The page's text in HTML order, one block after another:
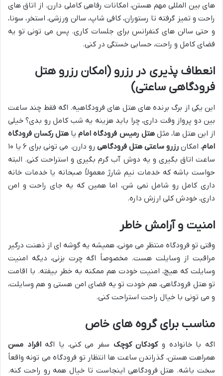
های بین المللی مهم هستن، امکانات رفاهی کاملی دارن. از اتاق های
راحت و تمیز گرفته تا رستوران، کافی شاپ، سالن ورزشی، استخر، سونا،
و حتی سالن های کنفرانس برای جلسات کاری. پس می تونی تو یه
فضای کامل و راحت، حسابی خستگی در کنی.
انعطاف پذیری در رزرو (امکان رزرو هتل
فرودگاهی ساعتی)
این یکی از برگ برنده های هتل های فرودگاهیه. اگه فقط چند ساعت
بین دو پرواز وقت داری، چرا باید هزینه یه شب کامل رو بدی؟ خیلی
از این هتل ها، مثلهتل رمیس فرودگاه امامیا هتل رکسان فرودگاه
امام، امکان رزرو ساعتی هتل فرودگاهی
رو دارن. می تونی برای ۶ یا ۱۰
ساعت اتاق بگیری و یه دوش آب گرم بگیری و استراحت کنی. البته
حواست باشه که خدمات نیم شارژ معمولاً صبحانه یا خدمات خانه
داری کامل رو شامل نمی شن، اما همین که یه جای راحت و امن
داری، خودش کلی ارزش داره.
امنیت و آرامش خاطر
وقتی تو فرودگاه منتظر می مونی، همیشه یه گوشه ای از ذهنت درگیر
مراقبت از وسایلت هست. مخصوصاً اگه چرت بزنی، دیگه امنیت
وسایلت که هیچ، امنیت خودت هم ممکنه به خطر بیفته. با اقامت
تو هتل فرودگاهی، هم خودت تو یه فضای امن هستی و هم وسایلت،
و می تونی با خیال راحت استراحت کنی.
مناسب برای گروه های خاص
اگه با خانواده وکودکان کوچک سفر می کنی، یا اگهافراد مسن
همراهت هستن، گذراندن ساعت ها انتظار تو فرودگاه می تونه واقعاً
سخت باشه. هتل فرودگاهی اینجاست تا خیال همه رو راحت کنه.